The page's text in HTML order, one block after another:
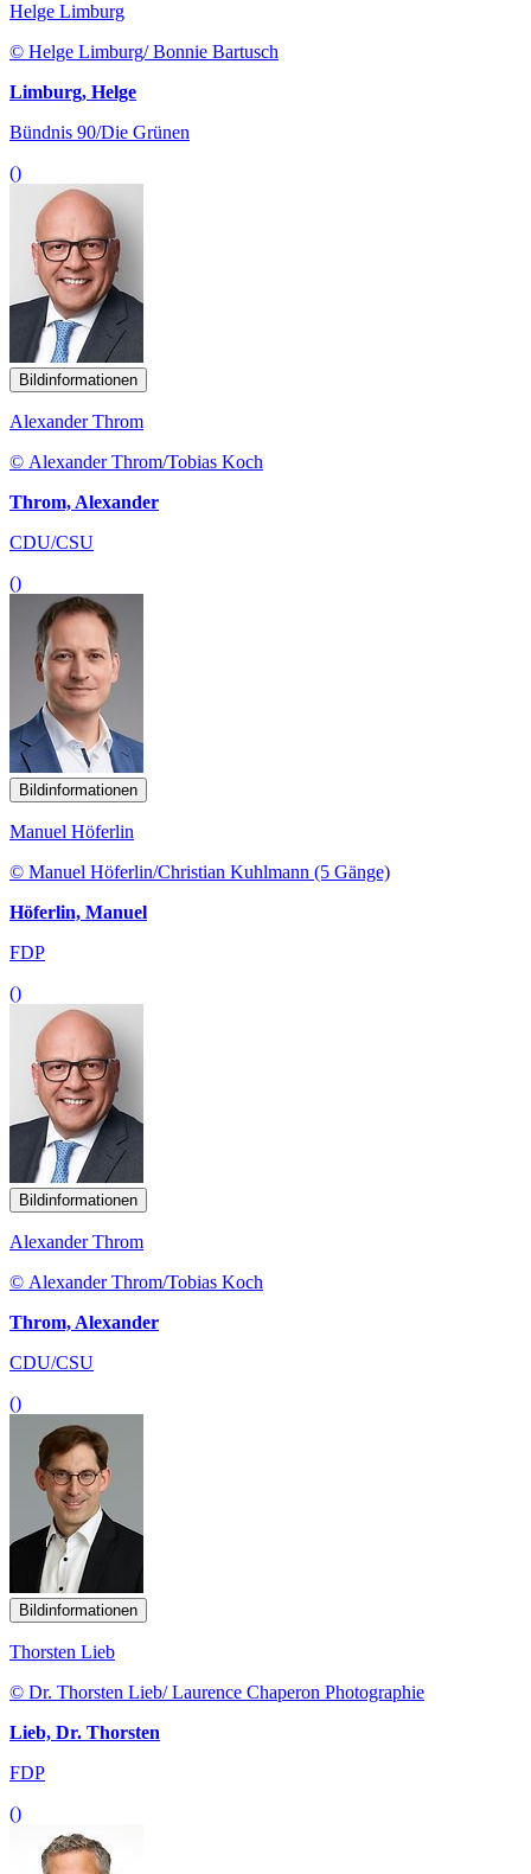
Helge Limburg
© Helge Limburg/ Bonnie Bartusch
Limburg, Helge
Bündnis 90/Die Grünen
()
Bildinformationen
Alexander Throm
© Alexander Throm/Tobias Koch
Throm, Alexander
CDU/CSU
()
Bildinformationen
Manuel Höferlin
© Manuel Höferlin/Christian Kuhlmann (5 Gänge)
Höferlin, Manuel
FDP
()
Bildinformationen
Alexander Throm
© Alexander Throm/Tobias Koch
Throm, Alexander
CDU/CSU
()
Bildinformationen
Thorsten Lieb
© Dr. Thorsten Lieb/ Laurence Chaperon Photographie
Lieb, Dr. Thorsten
FDP
()